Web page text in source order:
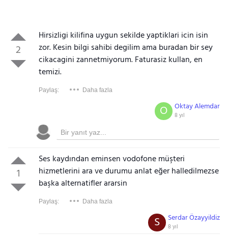
2
Hirsizligi kilifina uygun sekilde yaptiklari icin isin
zor. Kesin bilgi sahibi degilim ama buradan bir sey
cikacagini zannetmiyorum. Faturasiz kullan, en
temizi.
Paylaş: Daha fazla
Oktay Alemdar
8 yıl
O
1
Ses kaydından eminsen vodofone müşteri
hizmetlerini ara ve durumu anlat eğer halledilmezse
başka alternatifler ararsin
Paylaş: Daha fazla
Serdar Özayyildiz
8 yıl
S